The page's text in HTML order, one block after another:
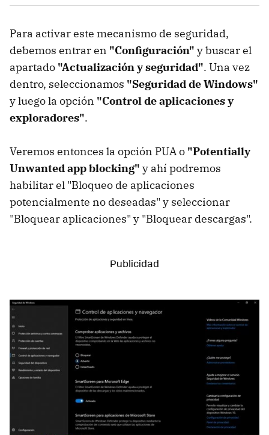
Para activar este mecanismo de seguridad,
debemos entrar en "Configuración" y buscar el
apartado "Actualización y seguridad". Una vez
dentro, seleccionamos "Seguridad de Windows"
y luego la opción "Control de aplicaciones y
exploradores".
Veremos entonces la opción PUA o "Potentially
Unwanted app blocking" y ahí podremos
habilitar el "Bloqueo de aplicaciones
potencialmente no deseadas" y seleccionar
"Bloquear aplicaciones" y "Bloquear descargas".